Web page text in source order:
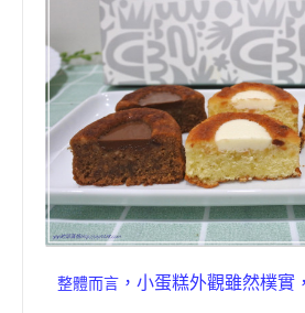
整體而言 ，小蛋糕外觀雖然樸實